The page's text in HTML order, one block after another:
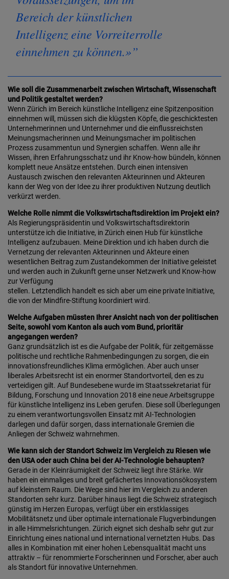
Bereich der künstlichen
Intelligenz eine Vorreiterrolle
einnehmen zu können.»
Wie soll die Zusammenarbeit zwischen Wirtschaft, Wissenschaft
und Politik gestaltet werden?
Wenn Zürich im Bereich künstliche Intelligenz eine Spitzenposition
einnehmen will, müssen sich die klügsten Köpfe, die geschicktesten
Unternehmerinnen und Unternehmer und die einflussreichsten
Meinungsmacherinnen und Meinungsmacher im politischen
Prozess zusammentun und Synergien schaffen. Wenn alle ihr
Wissen, ihren Erfahrungsschatz und ihr Know-how bündeln, können
komplett neue Ansätze entstehen. Durch einen intensiven
Austausch zwischen den relevanten Akteurinnen und Akteuren
kann der Weg von der Idee zu ihrer produktiven Nutzung deutlich
verkürzt werden.
Welche Rolle nimmt die Volkswirtschaftsdirektion im Projekt ein?
Als Regierungspräsidentin und Volkswirtschaftsdirektorin
unterstütze ich die Initiative, in Zürich einen Hub für künstliche
Intelligenz aufzubauen. Meine Direktion und ich haben durch die
Vernetzung der relevanten Akteurinnen und Akteure einen
wesentlichen Beitrag zum Zustandekommen der Initiative geleistet
und werden auch in Zukunft gerne unser Netzwerk und Know-how
zur Verfügung
stellen. Letztendlich handelt es sich aber um eine private Initiative,
die von der Mindfire-Stiftung koordiniert wird.
Welche Aufgaben müssten Ihrer Ansicht nach von der politischen
Seite, sowohl vom Kanton als auch vom Bund, prioritär
angegangen werden?
Ganz grundsätzlich ist es die Aufgabe der Politik, für zeitgemässe
politische und rechtliche Rahmenbedingungen zu sorgen, die ein
innovationsfreundliches Klima ermöglichen. Aber auch unser
liberales Arbeitsrecht ist ein enormer Standortvorteil, den es zu
verteidigen gilt. Auf Bundesebene wurde im Staatssekretariat für
Bildung, Forschung und Innovation 2018 eine neue Arbeitsgruppe
für künstliche Intelligenz ins Leben gerufen. Diese soll Überlegungen
zu einem verantwortungsvollen Einsatz mit AI-Technologien
darlegen und dafür sorgen, dass internationale Gremien die
An­liegen der Schweiz wahrnehmen.
Wie kann sich der Standort Schweiz im Vergleich zu Riesen wie
den USA oder auch China bei der AI-Technologie behaupten?
Gerade in der Kleinräumigkeit der Schweiz liegt ihre Stärke. Wir
haben ein einmaliges und breit gefächertes Innovationsökosystem
auf kleinstem Raum. Die Wege sind hier im Vergleich zu anderen
Standorten sehr kurz. Darüber hinaus liegt die Schweiz strategisch
günstig im Herzen Europas, verfügt über ein erstklassiges
Mobilitätsnetz und über optimale internationale Flugverbindungen
in alle Himmelsrichtungen. Zürich eignet sich deshalb sehr gut zur
Einrichtung eines national und international vernetzten Hubs. Das
alles in Kombination mit einer hohen Lebensqualität macht uns
attraktiv – für renommierte Forscherinnen und Forscher, aber auch
als Standort für innovative Unternehmen.